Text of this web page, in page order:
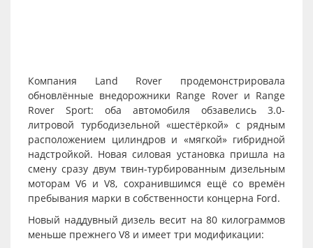
Компания Land Rover продемонстрировала
обновлённые внедорожники Range Rover и Range
Rover Sport: оба автомобиля обзавелись 3.0-
литровой турбодизельной «шестёркой» с рядным
расположением цилиндров и «мягкой» гибридной
надстройкой. Новая силовая установка пришла на
смену сразу двум твин-турбированным дизельным
моторам V6 и V8, сохранившимся ещё со времён
пребывания марки в собственности концерна Ford.
Новый наддувный дизель весит на 80 килограммов
меньше прежнего V8 и имеет три модификации: